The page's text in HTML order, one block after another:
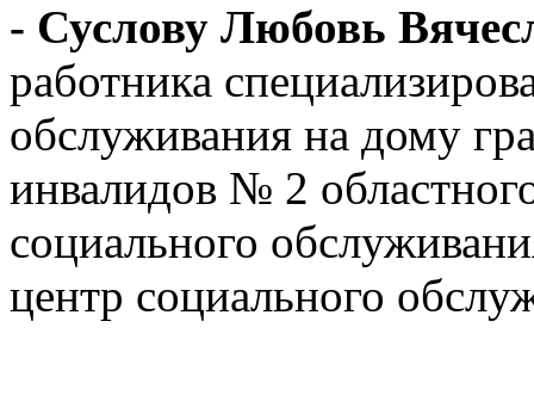
- Суслову Любовь
работника
обслуживания на дому
инвалидов № 2
социального
центр социального